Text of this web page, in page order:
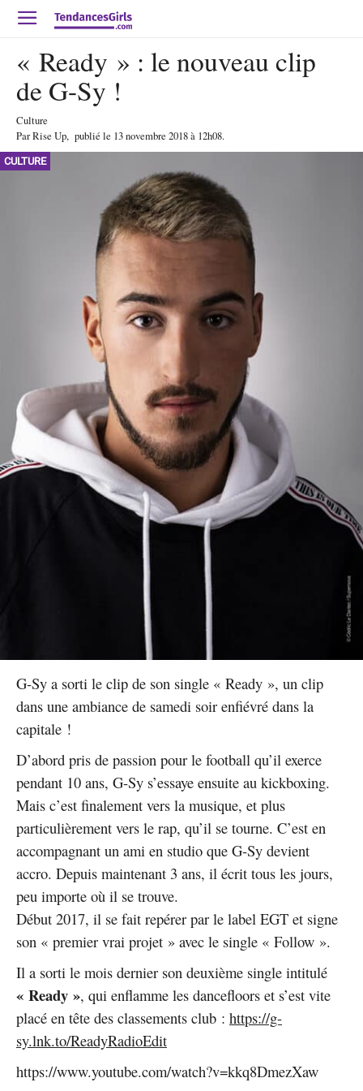
« Ready » : le nouveau clip
de G-Sy !
Culture
ParRise Up, publié le 13 novembre 2018à 12h08.
CULTURE
G-Sy a sorti le clip de son single « Ready », un clip
dans une ambiance de samedi soir enfiévré dans la
capitale !
D’abord pris de passion pour le football qu’il exerce
pendant 10 ans, G-Sy s’essaye ensuite au kickboxing.
Mais c’est finalement vers la musique, et plus
particulièrement vers le rap, qu’il se tourne. C’est en
accompagnant un ami en studio que G-Sy devient
accro. Depuis maintenant 3 ans, il écrit tous les jours,
peu importe où il se trouve.
Début 2017, il se fait repérer par le label EGT et signe
son « premier vrai projet » avec le single « Follow ».
Il a sorti le mois dernier son deuxième single intitulé
« Ready », qui enflamme les dancefloors et s’est vite
placé en tête des classements club : https://g-
sy.lnk.to/ReadyRadioEdit
https://www.youtube.com/watch?v=kkq8DmezXaw